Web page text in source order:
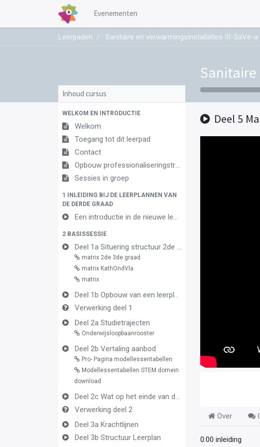
Evenementen
Leerpaden Sanitaire en verwarmingsinstallaties III-SaVe-a
Inhoud cursus
WELKOM EN INTRODUCTIE
Welkom
Toegang tot dit leerpad
Contact
Opbouw professionaliseringstraject
Sessies in groep
1 INLEIDING BIJ DE LEERPLANNEN VAN
DE DERDE GRAAD
Een introductie in de nieuwe leerplannen van de derde graad
2 BASISSESSIE
Deel 1a Situering structuur 2de en 3de graad
matrix 2de 3de graad
matrix KathOndVla
matrix
Deel 1b Opbouw van een leerplan vormingsconcept
Verwerking deel 1
Deel 2a Studietrajecten
Onderwijsloopbaanrooster
Deel 2b Vertaling aanbod
Pro- Pagina modellessentabellen
Modellessentabellen STEM domein
download
Deel 2c Wat op het einde van de graad
Verwerking deel 2
Deel 3a Krachtlijnen
Deel 3b Structuur Leerplan
Deel 5
Over
0:00 inleiding